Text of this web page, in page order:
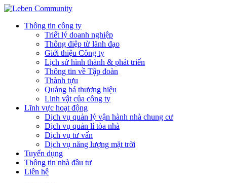
Thông tin công ty
Triết lý doanh nghiệp
Thông điệp từ lãnh đạo
Giới thiệu Công ty
Lịch sử hình thành & phát triển
Thông tin về Tập đoàn
Thành tựu
Quảng bá thương hiệu
Linh vật của công ty
Lĩnh vực hoạt động
Dịch vụ quản lý vận hành nhà chung cư
Dịch vụ quản lí tòa nhà
Dịch vụ tư vấn
Dịch vụ năng lượng mặt trời
Tuyển dụng
Thông tin nhà đầu tư
Liên hệ